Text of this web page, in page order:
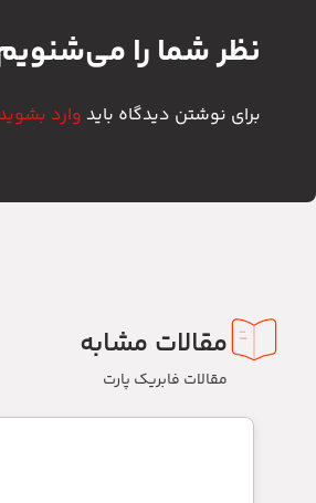
نظر شما را
برای نوشتن دیدگاه باید وارد بشوید
مقالات مشابه
مقالات فابریک پارت